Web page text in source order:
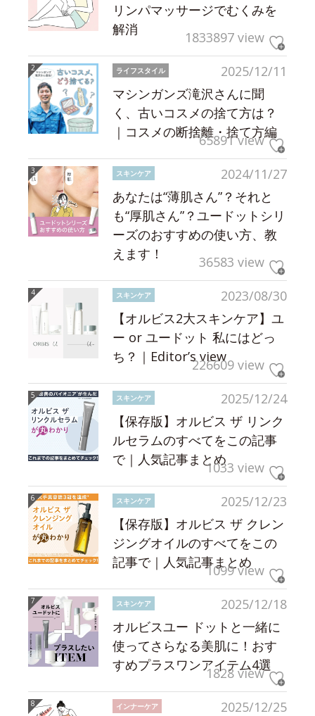
リンパマッサージでむくみを
解消
1833897 view
2025/12/11
ライフスタイル
マシンガンズ滝沢さんに聞
く、古いコスメの捨て方は？
｜コスメの断捨離・捨て方編
65891 view
2024/11/27
スキンケア
あなたは“薄肌さん”？それと
も“厚肌さん”？ユードットシリ
ーズのおすすめの使い方、教
えます！
36583 view
2023/08/30
スキンケア
【オルビス2大スキンケア】ユ
ー or ユードット 私にはどっ
ち？｜Editor’s view226609 view
2025/12/24
スキンケア
【保存版】オルビス ザ リンク
ルセラムのすべてをこの記事
で｜人気記事まとめ1033 view
2025/12/23
スキンケア
【保存版】オルビス ザ クレン
ジングオイルのすべてをこの
記事で｜人気記事まとめ
1099 view
2025/12/18
スキンケア
オルビスユー ドットと一緒に
使ってさらなる美肌に！おす
すめプラスワンアイテム4選
1828 view
2025/12/25
インナーケア